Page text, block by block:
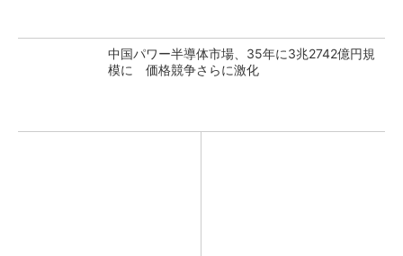
中国パワー半導体市場、35年に3兆2742億円規
模に 価格競争さらに激化